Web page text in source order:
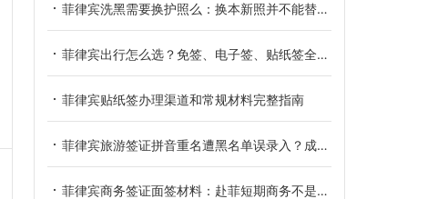
菲律宾洗黑需要换护照么：换本新照并不能替你洗掉黑名单
菲律宾出行怎么选？免签、电子签、贴纸签全方位对比
菲律宾贴纸签办理渠道和常规材料完整指南
菲律宾旅游签证拼音重名遭黑名单误录入？成因、核验与正规解决办法
菲律宾商务签证面签材料：赴菲短期商务不是旅游签那一套